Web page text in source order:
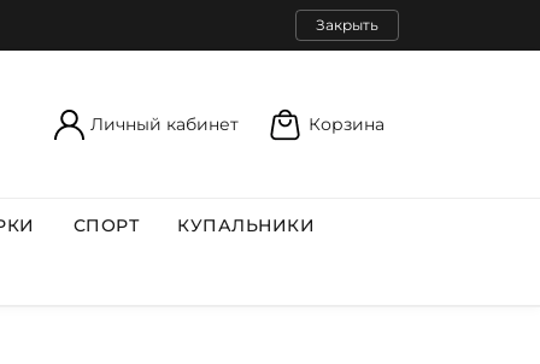
Закрыть
Личный кабинет Корзина
СПОРТ КУПАЛЬНИКИ